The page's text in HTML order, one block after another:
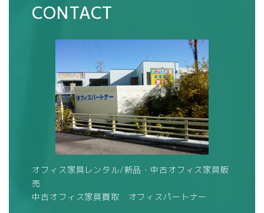
CONTACT
オフィス家具レンタル/新品・中古オフィス家具販
売
中古オフィス家具買取 オフィスパートナー